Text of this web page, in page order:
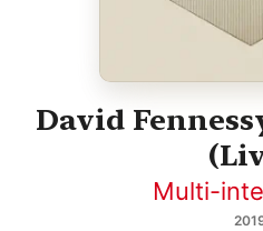
David
Multi-